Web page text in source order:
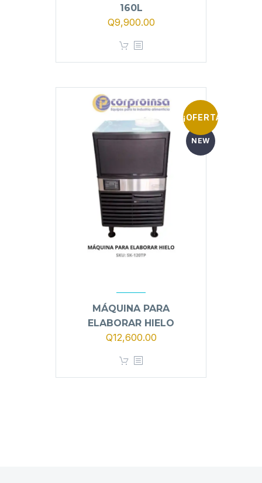
160L
Q9,900.00
¡OFERTA!
NEW
MÁQUINA PARA
ELABORAR HIELO
El
original
era:
Q12,600.00El
es: